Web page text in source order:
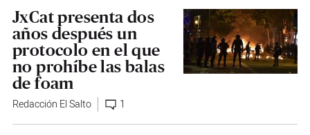
JxCat presenta dos
años después un
protocolo en el que
no prohíbe las balas
de foam
Redacción El Salto 1